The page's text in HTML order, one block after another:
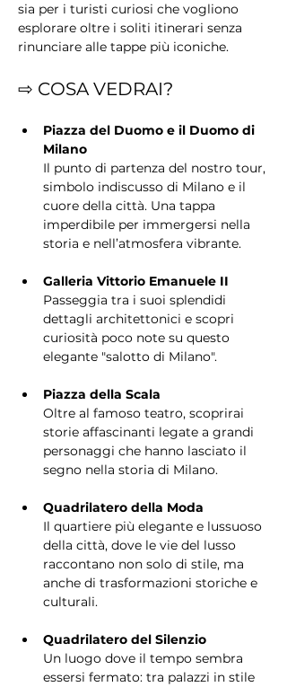
sia per i turisti curiosi che vogliono
esplorare oltre i soliti itinerari senza
rinunciare alle tappe più iconiche.
⇨ COSA VEDRAI?
Piazza del Duomo e il Duomo di
Milano
Il punto di partenza del nostro tour,
simbolo indiscusso di Milano e il
cuore della città. Una tappa
imperdibile per immergersi nella
storia e nell’atmosfera vibrante.
Galleria Vittorio Emanuele II
Passeggia tra i suoi splendidi
dettagli architettonici e scopri
curiosità poco note su questo
elegante "salotto di Milano".
Piazza della Scala
Oltre al famoso teatro, scoprirai
storie affascinanti legate a grandi
personaggi che hanno lasciato il
segno nella storia di Milano.
Quadrilatero della Moda
Il quartiere più elegante e lussuoso
della città, dove le vie del lusso
raccontano non solo di stile, ma
anche di trasformazioni storiche e
culturali.
Quadrilatero del Silenzio
Un luogo dove il tempo sembra
essersi fermato: tra palazzi in stile